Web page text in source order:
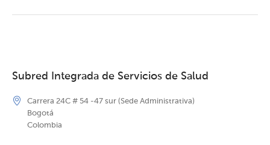
Subred Integrada de Servicios de Salud
Carrera 24C # 54 -47 sur (Sede Administrativa)
Bogotá
Colombia